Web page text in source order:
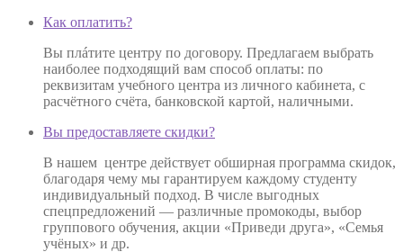
Как оплатить?
Вы плáтите центру по договору. Предлагаем выбрать
наиболее подходящий вам способ оплаты: по
реквизитам учебного центра из личного кабинета, с
расчётного счёта, банковской картой, наличными.
Вы предоставляете скидки?
В нашем центре действует обширная программа скидок,
благодаря чему мы гарантируем каждому студенту
индивидуальный подход. В числе выгодных
спецпредложений — различные промокоды, выбор
группового обучения, акции «Приведи друга», «Семья
учёных» и др.